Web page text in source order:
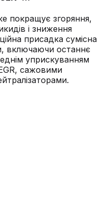
покращує згоряння,
і зниження
присадка сумісна
включаючи останнє
уприскуванням
сажовими